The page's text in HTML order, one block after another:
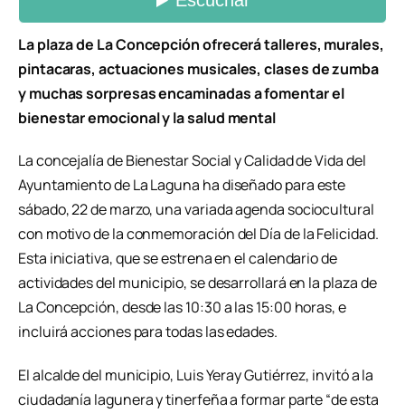
La plaza de La Concepción ofrecerá talleres, murales,
pintacaras, actuaciones musicales, clases de zumba
y muchas sorpresas encaminadas a fomentar el
bienestar emocional y la salud mental
La concejalía de Bienestar Social y Calidad de Vida del
Ayuntamiento de La Laguna ha diseñado para este
sábado, 22 de marzo, una variada agenda sociocultural
con motivo de la conmemoración del Día de la Felicidad.
Esta iniciativa, que se estrena en el calendario de
actividades del municipio, se desarrollará en la plaza de
La Concepción, desde las 10:30 a las 15:00 horas, e
incluirá acciones para todas las edades.
El alcalde del municipio, Luis Yeray Gutiérrez, invitó a la
ciudadanía lagunera y tinerfeña a formar parte “de esta